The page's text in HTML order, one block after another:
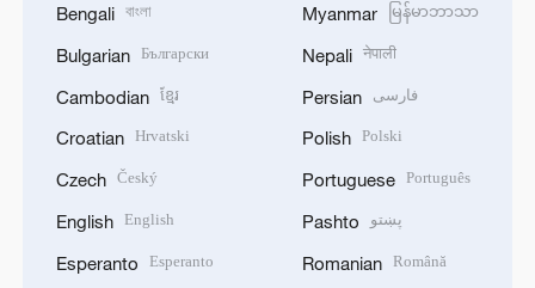
Bengali বাংলা
Bulgarian Български
Cambodian ខ្មែរ
Croatian Hrvatski
Czech Český
English English
Esperanto Esperanto
Myanmar မြန်မာဘာသာ
Nepali नेपाली
Persian فارسی
Polish Polski
Portuguese Português
Pashto پښتو
Romanian Română